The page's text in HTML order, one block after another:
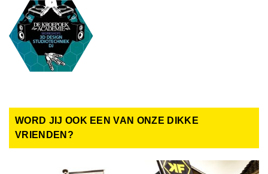
WORD JIJ OOK EEN VAN ONZE DIKKE
VRIENDEN?